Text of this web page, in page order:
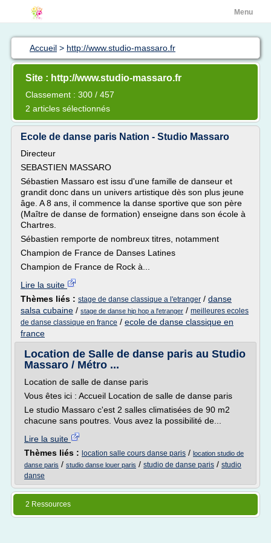
Menu
Accueil > http://www.studio-massaro.fr
Site : http://www.studio-massaro.fr
Classement : 300 / 457
2 articles sélectionnés
Ecole de danse paris Nation - Studio Massaro
Directeur
SEBASTIEN MASSARO
Sébastien Massaro est issu d'une famille de danseur et
grandit donc dans un univers artistique dès son plus jeune
âge. A 8 ans, il commence la danse sportive que son père
(Maître de danse de formation) enseigne dans son école à
Chartres.
Sébastien remporte de nombreux titres, notamment
Champion de France de Danses Latines
Champion de France de Rock à...
Lire la suite
Thèmes liés : stage de danse classique a l'etranger / danse
salsa cubaine / stage de danse hip hop a l'etranger / meilleures ecoles
de danse classique en france / ecole de danse classique en
france
Location de Salle de danse paris au Studio
Massaro / Métro ...
Location de salle de danse paris
Vous êtes ici : Accueil Location de salle de danse paris
Le studio Massaro c'est 2 salles climatisées de 90 m2
chacune sans poutres. Vous avez la possibilité de...
Lire la suite
Thèmes liés : location salle cours danse paris / location studio de
danse paris / studio danse louer paris / studio de danse paris / studio
danse
2 Ressources